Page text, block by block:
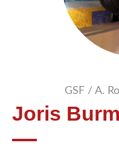
GSF / A.
Joris